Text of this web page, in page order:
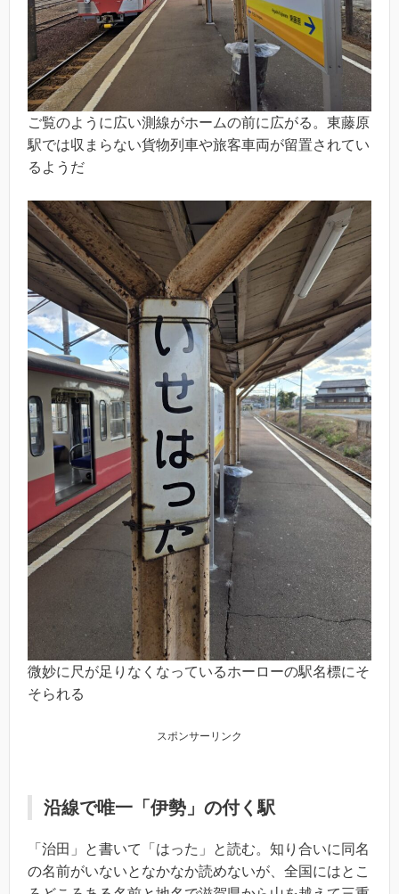
ご覧のように広い測線がホームの前に広がる。東藤原
駅では収まらない貨物列車や旅客車両が留置されてい
るようだ
微妙に尺が足りなくなっているホーローの駅名標にそ
そられる
スポンサーリンク
沿線で唯一「伊勢」の付く駅
「治田」と書いて「はった」と読む。知り合いに同名
の名前がいないとなかなか読めないが、全国にはとこ